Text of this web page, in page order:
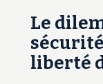
Le
liberté